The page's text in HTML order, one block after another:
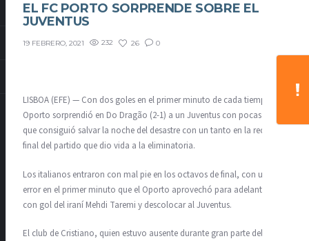
EL FC PORTO SORPRENDE SOBRE EL
JUVENTUS
19 FEBRERO, 2021 232 26 0
LISBOA (EFE) — Con dos goles en el primer minuto de cada tiempo, el
Oporto sorprendió en Do Dragão (2-1) a un Juventus con pocas ideas,
que consiguió salvar la noche del desastre con un tanto en la recta
final del partido que dio vida a la eliminatoria.
Los italianos entraron con mal pie en los octavos de final, con un
error en el primer minuto que el Oporto aprovechó para adelantarse
con gol del iraní Mehdi Taremi y descolocar al Juventus.
El club de Cristiano, quien estuvo ausente durante gran parte del